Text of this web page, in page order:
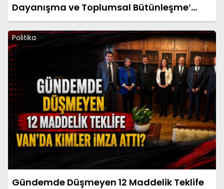
Dayanışma ve Toplumsal Bütünleşme’
kanun teklifine destek
Politika
Gündemde Düşmeyen 12 Maddelik Teklife